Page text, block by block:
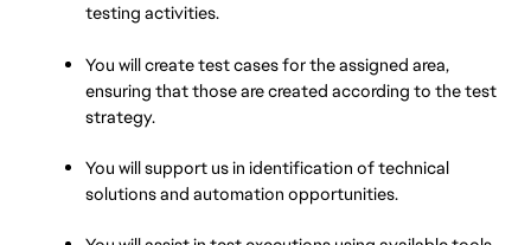
testing activities.
You will create test cases for the assigned area,
ensuring that those are created according to the test
strategy.
You will support us in identification of technical
solutions and automation opportunities.